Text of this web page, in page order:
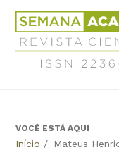
Jump
navigation
Revista
Semana
6717
BackVOCÊ ESTÁ AQUI
Início / Mateus